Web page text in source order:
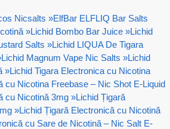
Nicsalts »ElfBar ELFLIQ Bar Salts
»Lichid Bombo Bar Juice »Lichid
Salts »Lichid LIQUA De Tigara
Lichid Magnum Vape Nic Salts »Lichid
»Lichid Tigara Electronica cu Nicotina
cu Nicotina Freebase – Nic Shot E-Liquid
cu Nicotină 3mg »Lichid Țigară
»Lichid Țigară Electronică cu Nicotină
cu Sare de Nicotină – Nic Salt E-